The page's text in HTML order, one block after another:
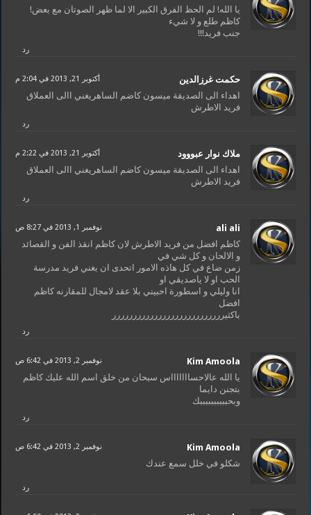
يا الله! لم الحظ الفرق الكبير الا لما ظهر الصوتان مع بعض!
كاظم طلع و لا شيء
جنب فريد!!!
رد
حكمت غرزالدين أكتوبر 21, 2013 في 2:04 م
اهداء الى الصديقة ميسون كاضم الساهريغني االى العملاق
فريد الاطرش
رد
ملاك نوار عبووود أكتوبر 21, 2013 في 2:22 م
اهداء الى الصديقة ميسون كاضم الساهريغني االى العملاق
فريد الاطرش
رد
ali ali نوفمبر 1, 2013 في 8:27 ص
كاظم افضل من فريد الاطرش لان كاظم انقذ الفن و القصائد
و الالحان و كل شي في
زمن ضاع في كل هاذه الامور اتحدى ان يغني فريد مدرسة
الحب او لا ياصديقي او
انا وليلي و اسطورة احبيني بلا عقد لامجال للمقارنه كاظم
افضل
باكثيررررررررررررررررررررررررررر
رد
Kim Amoola نوفمبر 2, 2013 في 6:42 ص
يا الله عالاحساااااااس سبحان من خلق اسم الله عليك كاظم
بتجنن دايما
وبحببببببببببك
رد
Kim Amoola نوفمبر 2, 2013 في 6:42 ص
شكلو في خلل سمع عندك
رد